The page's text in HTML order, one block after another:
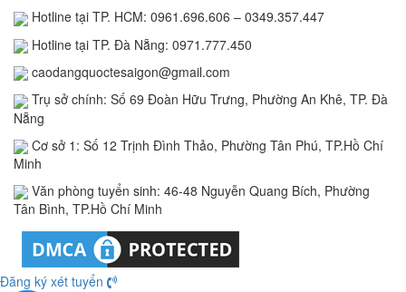
Hotline tại TP. HCM: 0961.696.606 – 0349.357.447
Hotline tại TP. Đà Nẵng: 0971.777.450
caodangquoctesaigon@gmail.com
Trụ sở chính: Số 69 Đoàn Hữu Trưng, Phường An Khê, TP. Đà
Nẵng
Cơ sở 1: Số 12 Trịnh Đình Thảo, Phường Tân Phú, TP.Hồ Chí
Minh
Văn phòng tuyển sinh: 46-48 Nguyễn Quang Bích, Phường
Tân Bình, TP.Hồ Chí Minh
Đăng ký xét tuyển